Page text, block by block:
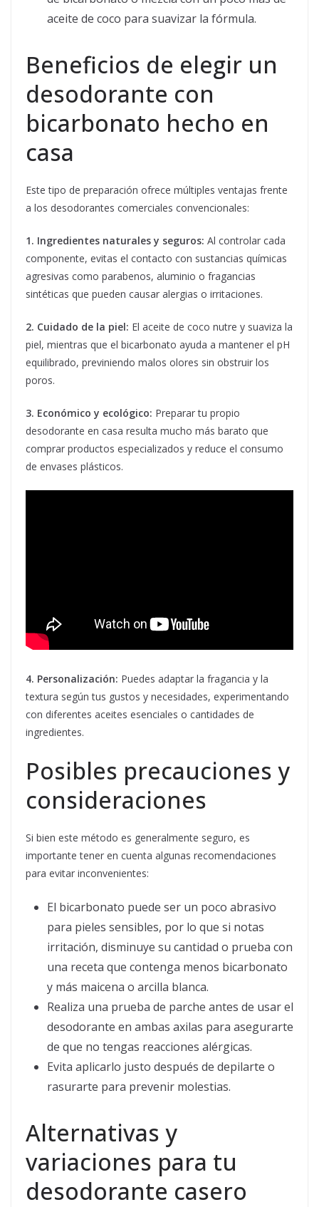
aceite de coco para suavizar la fórmula.
Beneficios de elegir un
desodorante con
bicarbonato hecho en
casa
Este tipo de preparación ofrece múltiples ventajas frente
a los desodorantes comerciales convencionales:
1. Ingredientes naturales y seguros: Al controlar cada
componente, evitas el contacto con sustancias químicas
agresivas como parabenos, aluminio o fragancias
sintéticas que pueden causar alergias o irritaciones.
2. Cuidado de la piel: El aceite de coco nutre y suaviza la
piel, mientras que el bicarbonato ayuda a mantener el pH
equilibrado, previniendo malos olores sin obstruir los
poros.
3. Económico y ecológico: Preparar tu propio
desodorante en casa resulta mucho más barato que
comprar productos especializados y reduce el consumo
de envases plásticos.
4. Personalización: Puedes adaptar la fragancia y la
textura según tus gustos y necesidades, experimentando
con diferentes aceites esenciales o cantidades de
ingredientes.
Posibles precauciones y
consideraciones
Si bien este método es generalmente seguro, es
importante tener en cuenta algunas recomendaciones
para evitar inconvenientes:
El bicarbonato puede ser un poco abrasivo
para pieles sensibles, por lo que si notas
irritación, disminuye su cantidad o prueba con
una receta que contenga menos bicarbonato
y más maicena o arcilla blanca.
Realiza una prueba de parche antes de usar el
desodorante en ambas axilas para asegurarte
de que no tengas reacciones alérgicas.
Evita aplicarlo justo después de depilarte o
rasurarte para prevenir molestias.
Alternativas y
variaciones para tu
desodorante casero